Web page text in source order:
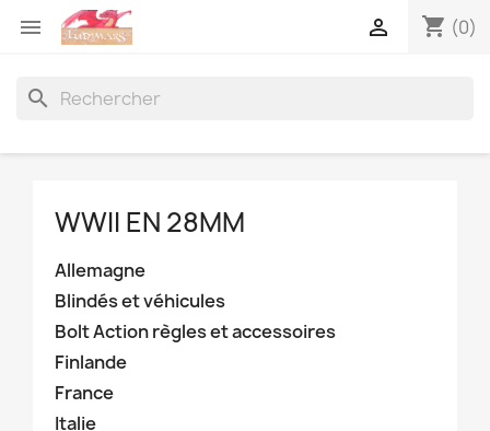
 shopping_cart (0)

search
WWII EN 28MM
Allemagne
Blindés et véhicules
Bolt Action règles et accessoires
Finlande
France
Italie